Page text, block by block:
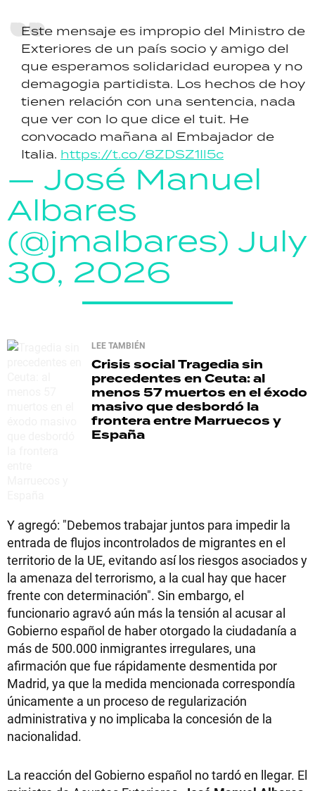
Este mensaje es impropio del Ministro de
Exteriores de un país socio y amigo del
que esperamos solidaridad europea y no
demagogia partidista. Los hechos de hoy
tienen relación con una sentencia, nada
que ver con lo que dice el tuit. He
convocado mañana al Embajador de
Italia. https://t.co/8ZDSZ1Il5c
— José Manuel
Albares
(@jmalbares) July
30, 2026
LEE TAMBIÉN
Crisis socialTragedia sin
precedentes en Ceuta: al
menos 57 muertos en el éxodo
masivo que desbordó la
frontera entre Marruecos y
España
Y agregó: "Debemos trabajar juntos para impedir la
entrada de flujos incontrolados de migrantes en el
territorio de la UE, evitando así los riesgos asociados y
la amenaza del terrorismo, a la cual hay que hacer
frente con determinación". Sin embargo, el
funcionario agravó aún más la tensión al acusar al
Gobierno español de haber otorgado la ciudadanía a
más de 500.000 inmigrantes irregulares, una
afirmación que fue rápidamente desmentida por
Madrid, ya que la medida mencionada correspondía
únicamente a un proceso de regularización
administrativa y no implicaba la concesión de la
nacionalidad.
La reacción del Gobierno español no tardó en llegar. El